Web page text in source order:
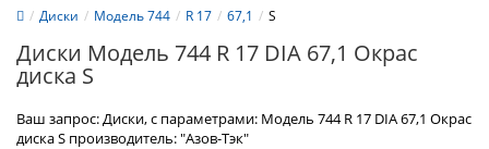
Диски Модель 744 R 17 67,1 S
Диски Модель 744 R 17 DIA 67,1 Окрас
диска S
Ваш запрос: Диски, с параметрами: Модель 744 R 17 DIA 67,1 Окрас
диска S производитель: "Азов-Тэк"